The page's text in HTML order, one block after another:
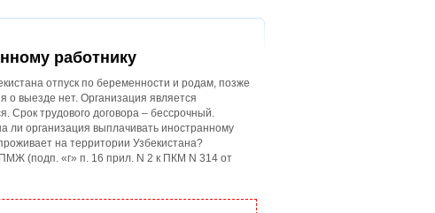
работнику
отпуск по беременности и родам, позже
о выезде нет. Организация является
Срок трудового договора – бессрочный.
ли организация выплачивать иностранному
на территории Узбекистана?
(подп. «г» п. 16 прил. N 2 к ПКМ N 314 от